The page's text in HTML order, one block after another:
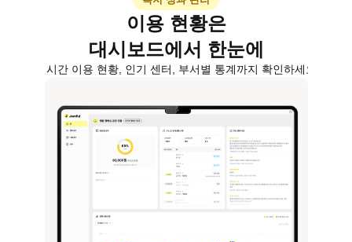
이용 현황은
대시보드에서 한눈에
실시간 이용 현황, 인기 센터, 부서별 통계까지 확인하세요